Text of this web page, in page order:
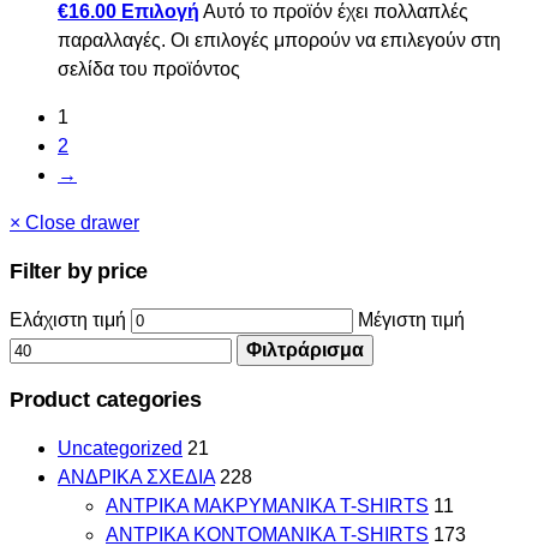
€16.00 Επιλογή Αυτό το προϊόν έχει πολλαπλές
παραλλαγές. Οι επιλογές μπορούν να επιλεγούν στη
σελίδα του προϊόντος
1
2
→
× Close drawer
Filter by price
Ελάχιστη τιμή
Μέγιστη τιμή
Φιλτράρισμα
Product categories
Uncategorized 21
ΑΝΔΡΙΚΑ ΣΧΕΔΙΑ 228
ΑΝΤΡΙΚΑ MAKΡYMANIKA T-SHIRTS 11
ΑΝΤΡΙΚΑ ΚΟΝΤΟΜΑΝΙΚΑ T-SHIRTS 173